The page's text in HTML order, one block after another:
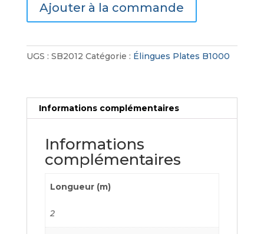
Plates
B1000
Ajouter à la commande
UGS : SB2012 Catégorie : Élingues Plates B1000
Informations complémentaires
Informations
complémentaires
Longueur (m)
2